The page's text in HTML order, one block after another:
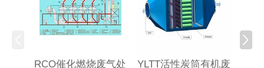
RCO催化燃烧废气处 YLTT活性炭筒有机废